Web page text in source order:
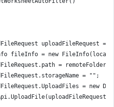
uploadFileRequest =
fileInfo = new
= remoteFolder
= "";
= new